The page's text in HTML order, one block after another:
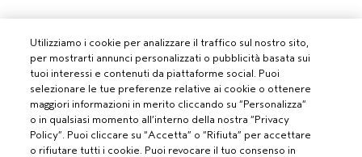
Utilizziamo i cookie per analizzare il traffico sul nostro sito,
per mostrarti annunci personalizzati o pubblicità basata sui
tuoi interessi e contenuti da piattaforme social. Puoi
selezionare le tue preferenze relative ai cookie o ottenere
maggiori informazioni in merito cliccando su “Personalizza”
o in qualsiasi momento all’interno della nostra “Privacy
Policy”. Puoi cliccare su “Accetta” o “Rifiuta” per accettare
o rifiutare tutti i cookie. Puoi revocare il tuo consenso in